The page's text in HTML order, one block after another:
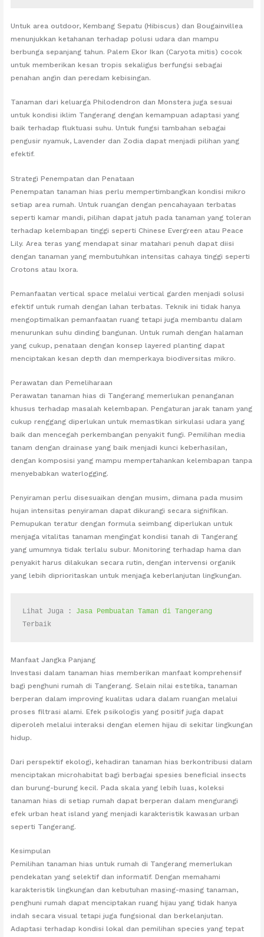
Untuk area outdoor, Kembang Sepatu (Hibiscus) dan Bougainvillea
menunjukkan ketahanan terhadap polusi udara dan mampu
berbunga sepanjang tahun. Palem Ekor Ikan (Caryota mitis) cocok
untuk memberikan kesan tropis sekaligus berfungsi sebagai
penahan angin dan peredam kebisingan.
Tanaman dari keluarga Philodendron dan Monstera juga sesuai
untuk kondisi iklim Tangerang dengan kemampuan adaptasi yang
baik terhadap fluktuasi suhu. Untuk fungsi tambahan sebagai
pengusir nyamuk, Lavender dan Zodia dapat menjadi pilihan yang
efektif.
Strategi Penempatan dan Penataan
Penempatan tanaman hias perlu mempertimbangkan kondisi mikro
setiap area rumah. Untuk ruangan dengan pencahayaan terbatas
seperti kamar mandi, pilihan dapat jatuh pada tanaman yang toleran
terhadap kelembapan tinggi seperti Chinese Evergreen atau Peace
Lily. Area teras yang mendapat sinar matahari penuh dapat diisi
dengan tanaman yang membutuhkan intensitas cahaya tinggi seperti
Crotons atau Ixora.
Pemanfaatan vertical space melalui vertical garden menjadi solusi
efektif untuk rumah dengan lahan terbatas. Teknik ini tidak hanya
mengoptimalkan pemanfaatan ruang tetapi juga membantu dalam
menurunkan suhu dinding bangunan. Untuk rumah dengan halaman
yang cukup, penataan dengan konsep layered planting dapat
menciptakan kesan depth dan memperkaya biodiversitas mikro.
Perawatan dan Pemeliharaan
Perawatan tanaman hias di Tangerang memerlukan penanganan
khusus terhadap masalah kelembapan. Pengaturan jarak tanam yang
cukup renggang diperlukan untuk memastikan sirkulasi udara yang
baik dan mencegah perkembangan penyakit fungi. Pemilihan media
tanam dengan drainase yang baik menjadi kunci keberhasilan,
dengan komposisi yang mampu mempertahankan kelembapan tanpa
menyebabkan waterlogging.
Penyiraman perlu disesuaikan dengan musim, dimana pada musim
hujan intensitas penyiraman dapat dikurangi secara signifikan.
Pemupukan teratur dengan formula seimbang diperlukan untuk
menjaga vitalitas tanaman mengingat kondisi tanah di Tangerang
yang umumnya tidak terlalu subur. Monitoring terhadap hama dan
penyakit harus dilakukan secara rutin, dengan intervensi organik
yang lebih diprioritaskan untuk menjaga keberlanjutan lingkungan.
Lihat Juga : Jasa Pembuatan Taman di Tangerang
Terbaik
Manfaat Jangka Panjang
Investasi dalam tanaman hias memberikan manfaat komprehensif
bagi penghuni rumah di Tangerang. Selain nilai estetika, tanaman
berperan dalam improving kualitas udara dalam ruangan melalui
proses filtrasi alami. Efek psikologis yang positif juga dapat
diperoleh melalui interaksi dengan elemen hijau di sekitar lingkungan
hidup.
Dari perspektif ekologi, kehadiran tanaman hias berkontribusi dalam
menciptakan microhabitat bagi berbagai spesies beneficial insects
dan burung-burung kecil. Pada skala yang lebih luas, koleksi
tanaman hias di setiap rumah dapat berperan dalam mengurangi
efek urban heat island yang menjadi karakteristik kawasan urban
seperti Tangerang.
Kesimpulan
Pemilihan tanaman hias untuk rumah di Tangerang memerlukan
pendekatan yang selektif dan informatif. Dengan memahami
karakteristik lingkungan dan kebutuhan masing-masing tanaman,
penghuni rumah dapat menciptakan ruang hijau yang tidak hanya
indah secara visual tetapi juga fungsional dan berkelanjutan.
Adaptasi terhadap kondisi lokal dan pemilihan species yang tepat